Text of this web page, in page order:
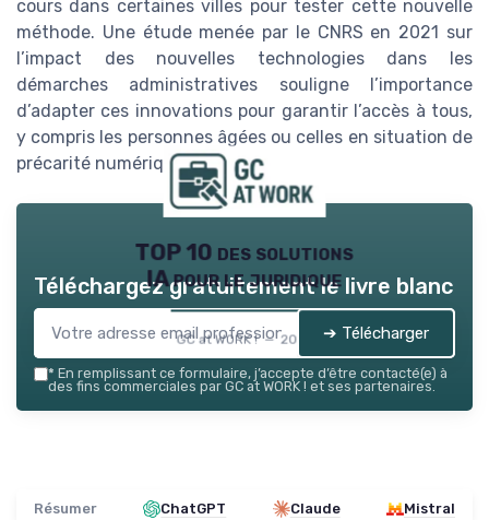
cours dans certaines villes pour tester cette nouvelle
méthode. Une étude menée par le CNRS en 2021 sur
l’impact des nouvelles technologies dans les
démarches administratives souligne l’importance
d’adapter ces innovations pour garantir l’accès à tous,
y compris les personnes âgées ou celles en situation de
précarité numérique.
TOP 10 des solutions
IA pour le juridique
GC at WORK ! — 2026
Téléchargez gratuitement le livre blanc
➔ Télécharger
* En remplissant ce formulaire, j’accepte d’être contacté(e) à
des fins commerciales par GC at WORK ! et ses partenaires.
Résumer ChatGPT Claude Mistral